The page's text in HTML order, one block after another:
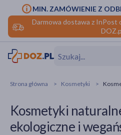
Darmowa dostawa z InPost
MIN. ZAMÓWIENIE Z
makijażu
Strona główna Kosmetyki
Kosmetyki
ekologiczne i